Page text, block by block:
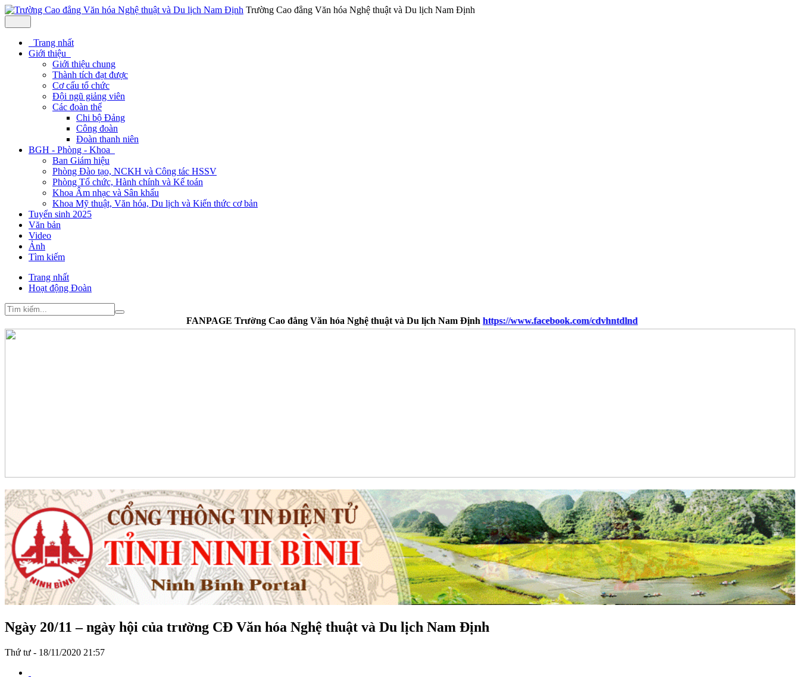
Trường Cao đẳng Văn hóa Nghệ thuật và Du lịch Nam Định
Trang nhất
Giới thiệu
Giới thiệu chung
Thành tích đạt được
Cơ cấu tổ chức
Đội ngũ giảng viên
Các đoàn thể
Chi bộ Đảng
Công đoàn
Đoàn thanh niên
BGH - Phòng - Khoa
Ban Giám hiệu
Phòng Đào tạo, NCKH và Công tác HSSV
Phòng Tổ chức, Hành chính và Kế toán
Khoa Âm nhạc và Sân khấu
Khoa Mỹ thuật, Văn hóa, Du lịch và Kiến thức cơ bản
Tuyển sinh 2025
Văn bản
Video
Ảnh
Tìm kiếm
Trang nhất
Hoạt động Đoàn
FANPAGE Trường Cao đẳng Văn hóa Nghệ thuật và Du lịch Nam Địnhhttps://www.facebook.com/cdvhntdlnd
Ngày 20/11 – ngày hội của trường CĐ Văn hóa Nghệ thuật và Du lịch Nam Định
Thứ tư - 18/11/2020 21:57